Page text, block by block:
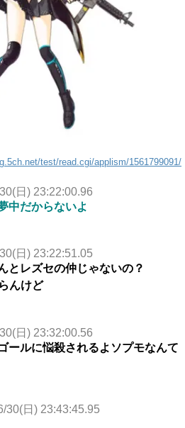
test/read.cgi/applism/1561799091/
日) 23:22:00.96
中だからないよ
日) 23:22:51.05
とレズセの仲じゃないの？
んけど
日) 23:32:00.56
ールに悩殺されるよソプモなんて
30(日) 23:43:45.95